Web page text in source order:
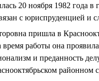
20 ноября 1982 года в
с юриспруденцией и
пришла в
время работы она
и преданность
районном